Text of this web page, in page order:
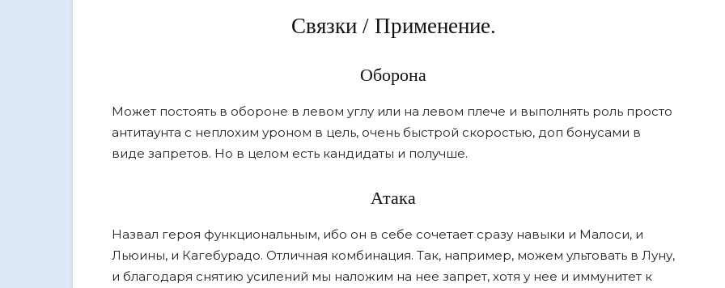
Связки / Применение.
Оборона
Может постоять в обороне в левом углу или на левом плече и выполнять роль просто
антитаунта с неплохим уроном в цель, очень быстрой скоростью, доп бонусами в
виде запретов. Но в целом есть кандидаты и получше.
Атака
Назвал героя функциональным, ибо он в себе сочетает сразу навыки и Малоси, и
Льюины, и Кагебурадо. Отличная комбинация. Так, например, можем ультовать в Луну,
и благодаря снятию усилений мы наложим на нее запрет, хотя у нее и иммунитет к